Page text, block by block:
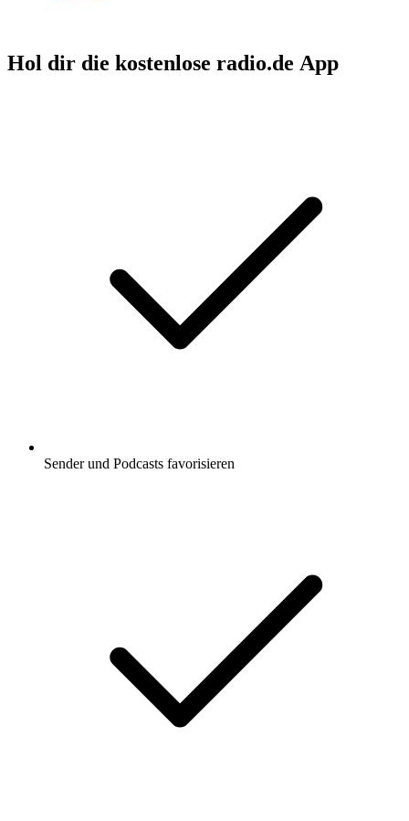
Hol dir die kostenlose radio.de App
Sender und Podcasts favorisieren